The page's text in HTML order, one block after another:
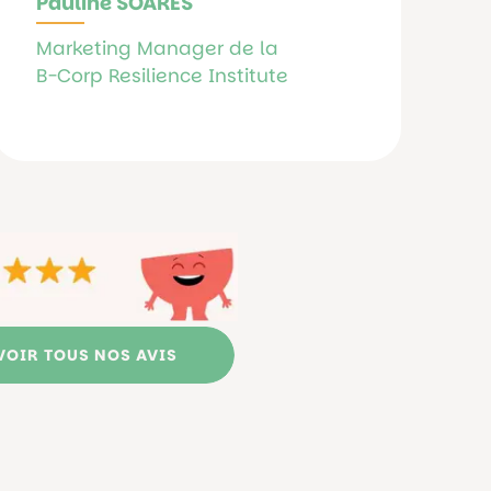
Marketing Manager de la
B-Corp Resilience Institute
TOUS NOS AVIS